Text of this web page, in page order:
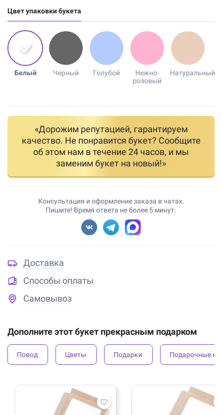
Цвет упаковки букета
Белый Черный Голубой
Нежно-
розовый
Натуральный
«Дорожим репутацией, гарантируем
качество. Не понравится букет? Сообщите
об этом нам в течение 24 часов, и мы
заменим букет на новый!»
Консультация и оформление заказа в чатах.
Пишите! Время ответа не более 5 минут.
Доставка
Способы оплаты
Самовывоз
Дополните этот букет прекрасным подарком
Повод Цветы Подарки Подарочные